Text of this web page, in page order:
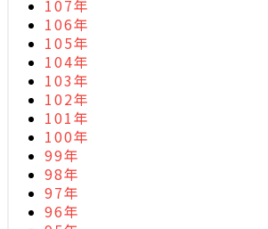
107年
106年
105年
104年
103年
102年
101年
100年
99年
98年
97年
96年